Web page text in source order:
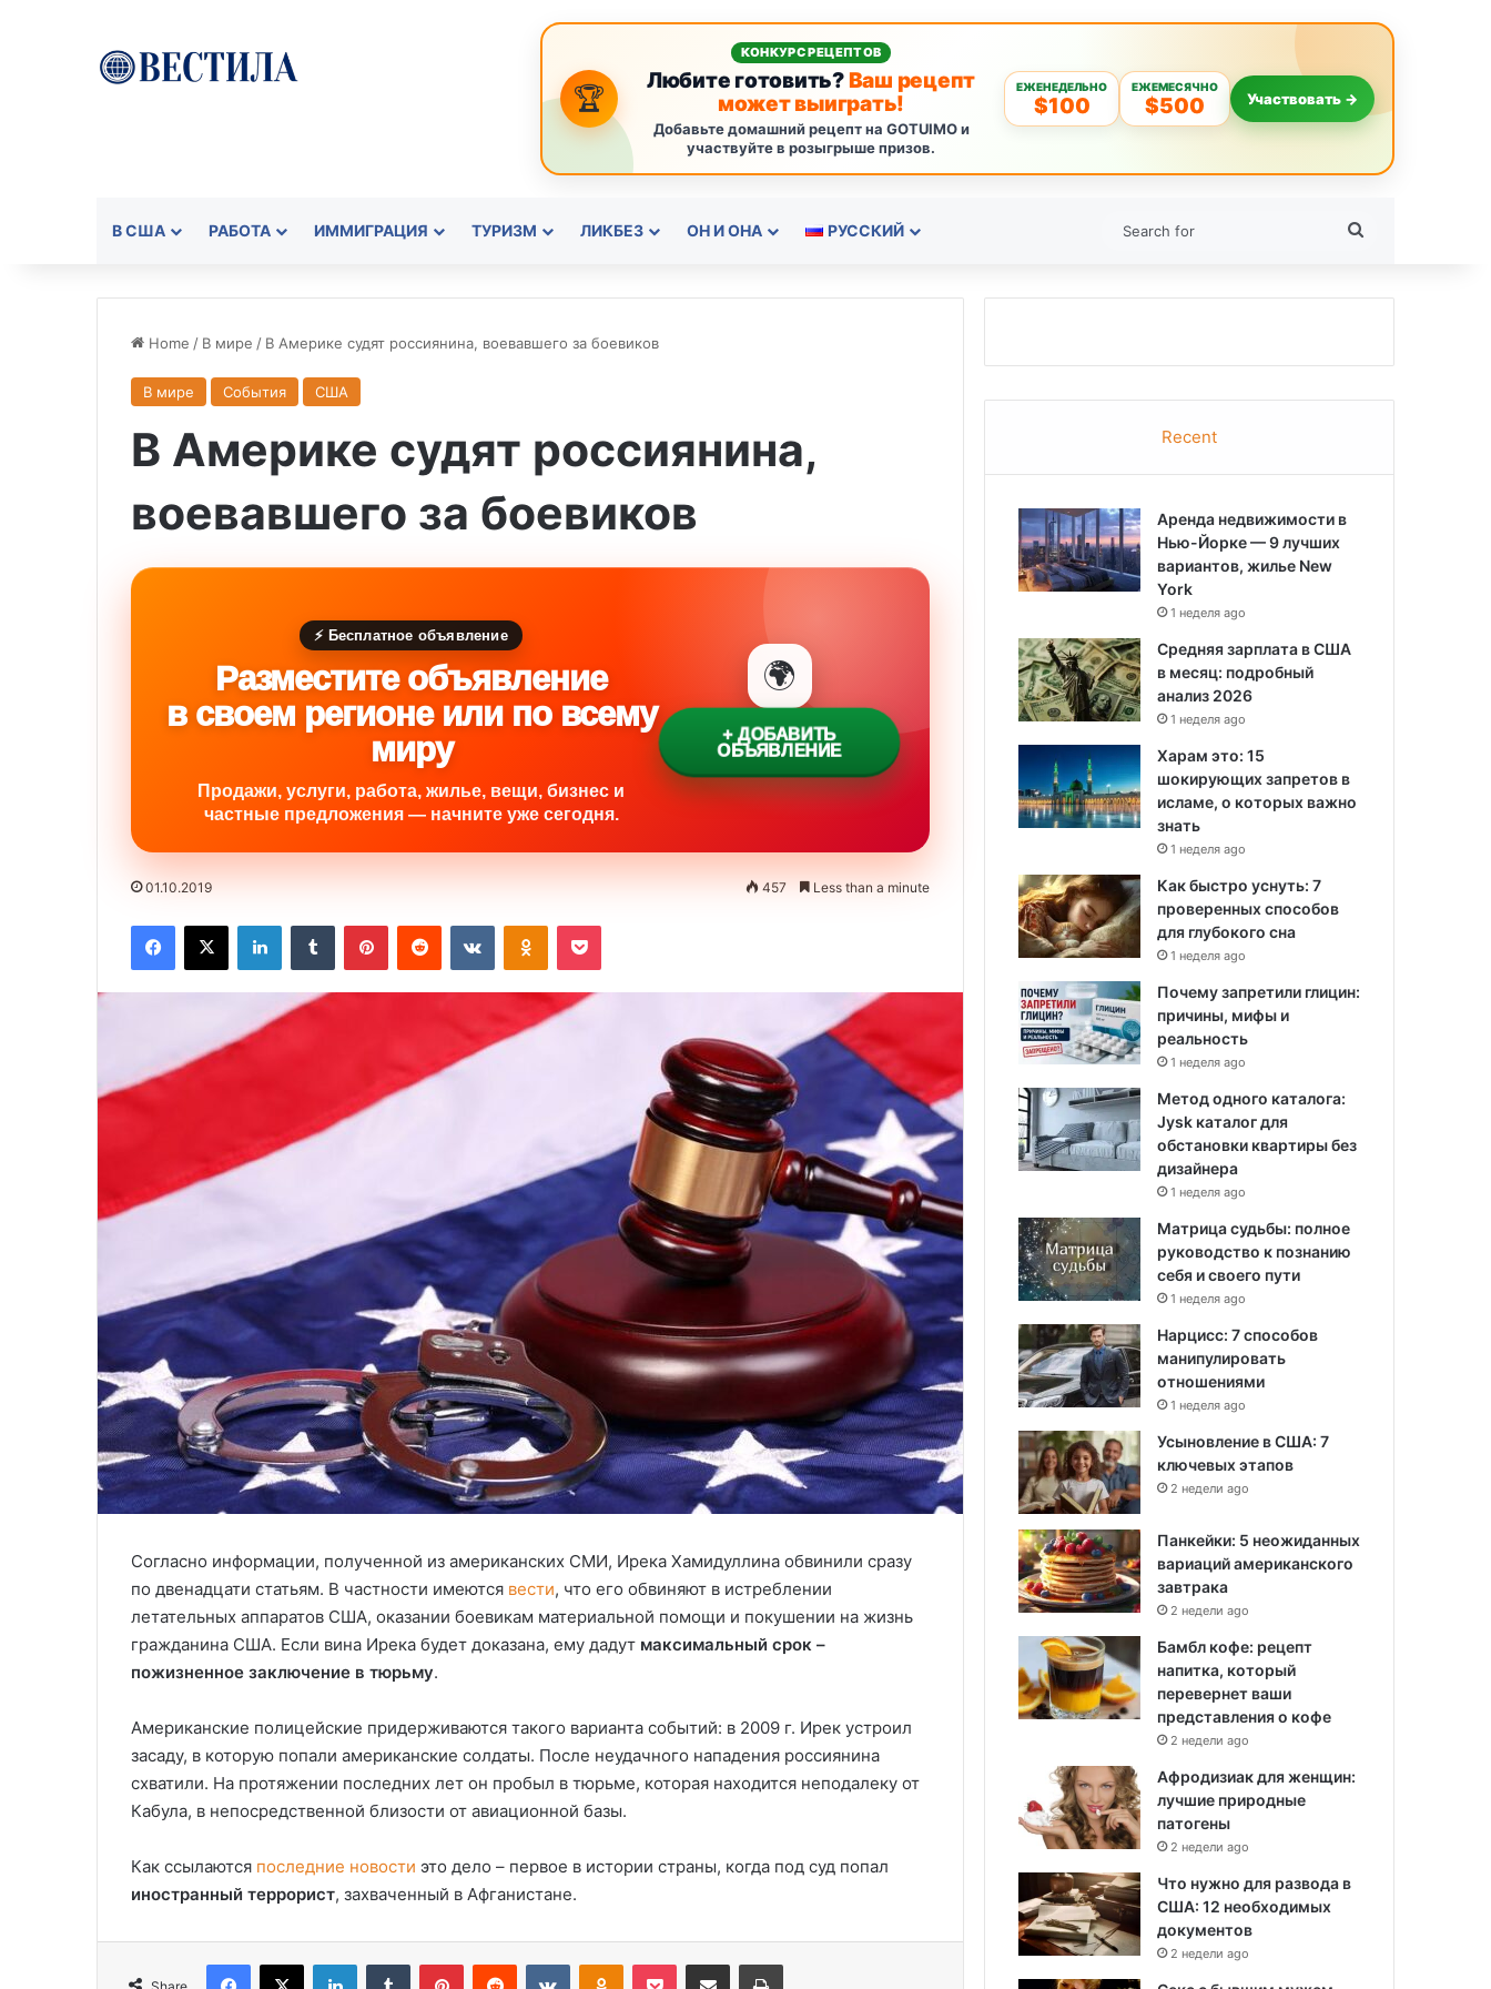
🏆
КОНКУРС РЕЦЕПТОВ
Любите готовить?Ваш рецепт
может выиграть!
Добавьте домашний рецепт на GOTUIMO и
участвуйте в розыгрыше призов.
ЕЖЕНЕДЕЛЬНО
$100
ЕЖЕМЕСЯЧНО
$500 Участвовать →
В США РАБОТА ИММИГРАЦИЯ ТУРИЗМ ЛИКБЕЗ ОН И ОНА РУССКИЙ
Home / В мире / В Америке судят россиянина, воевавшего за боевиков
В мире События США
В Америке судят россиянина,
воевавшего за боевиков
⚡ Бесплатное объявление
Разместите объявление
в своем регионе или по всему
миру
Продажи, услуги, работа, жилье, вещи, бизнес и
частные предложения — начните уже сегодня.
🌍
+ ДОБАВИТЬ
ОБЪЯВЛЕНИЕ
01.10.2019 457 Less than a minute
Согласно информации, полученной из американских СМИ, Ирека Хамидуллина обвинили сразу
по двенадцати статьям. В частности имеются вести, что его обвиняют в истреблении
летательных аппаратов США, оказании боевикам материальной помощи и покушении на жизнь
гражданина США. Если вина Ирека будет доказана, ему дадут максимальный срок –
пожизненное заключение в тюрьму.
Американские полицейские придерживаются такого варианта событий: в 2009 г. Ирек устроил
засаду, в которую попали американские солдаты. После неудачного нападения россиянина
схватили. На протяжении последних лет он пробыл в тюрьме, которая находится неподалеку от
Кабула, в непосредственной близости от авиационной базы.
Как ссылаются последние новости это дело – первое в истории страны, когда под суд попал
иностранный террорист, захваченный в Афганистане.
проводили долгие выходные, теперь
Recent
Аренда недвижимости в
Нью-Йорке — 9 лучших
вариантов, жилье New
York
1 неделя ago
Средняя зарплата в США
в месяц: подробный
анализ 2026
1 неделя ago
Харам это: 15
шокирующих запретов в
исламе, о которых важно
знать
1 неделя ago
Как быстро уснуть: 7
проверенных способов
для глубокого сна
1 неделя ago
Почему запретили глицин:
причины, мифы и
реальность
1 неделя ago
Метод одного каталога:
Jysk каталог для
обстановки квартиры без
дизайнера
1 неделя ago
Матрица судьбы: полное
руководство к познанию
себя и своего пути
1 неделя ago
Нарцисс: 7 способов
манипулировать
отношениями
1 неделя ago
Усыновление в США: 7
ключевых этапов
2 недели ago
Панкейки: 5 неожиданных
вариаций американского
завтрака
2 недели ago
Бамбл кофе: рецепт
напитка, который
перевернет ваши
представления о кофе
2 недели ago
Афродизиак для женщин:
лучшие природные
патогены
2 недели ago
Что нужно для развода в
США: 12 необходимых
документов
2 недели ago